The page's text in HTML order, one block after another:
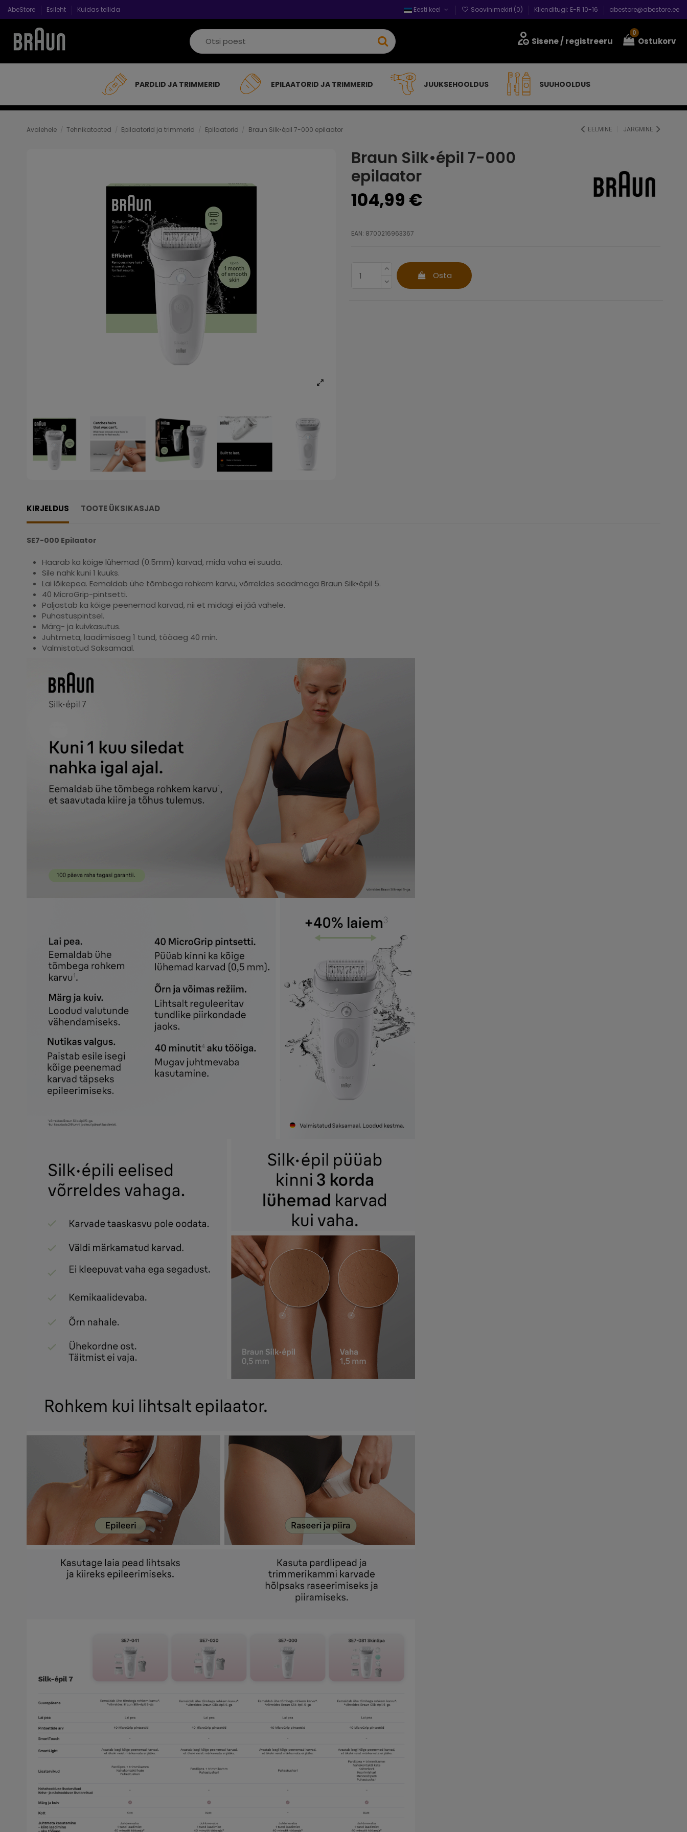
AbeStore Esileht Kuidas tellida Eesti keel Soovinimekiri (0) Klienditugi: E-R 10-16 abestore@abestore.ee
Sisene/ registreeru
0
Ostukorv
PARDLID JA TRIMMERID EPILAATORID JA TRIMMERID JUUKSEHOOLDUS SUUHOOLDUS
Avalehele Tehnikatooted Epilaatorid ja trimmerid Epilaatorid Braun Silk•épil 7-000 epilaator EELMINE JÄRGMINE
Braun Silk•épil 7-000
epilaator
104,99 €
EAN: 8700216963367
Osta
KIRJELDUS TOOTE ÜKSIKASJAD
SE7-000 Epilaator
Haarab ka kõige lühemad (0.5mm) karvad, mida vaha ei suuda.
Sile nahk kuni 1 kuuks.
Lai lõikepea. Eemaldab ühe tõmbega rohkem karvu, võrreldes seadmega Braun Silk•épil 5.
40 MicroGrip-pintsetti.
Paljastab ka kõige peenemad karvad, nii et midagi ei jää vahele.
Puhastuspintsel.
Märg- ja kuivkasutus.
Juhtmeta, laadimisaeg 1 tund, tööaeg 40 min.
Valmistatud Saksamaal.